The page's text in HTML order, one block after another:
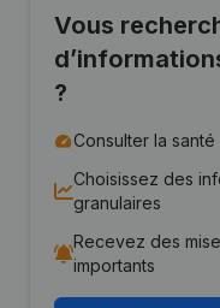
Vous
?
Consulter la
Choisissez des
granulaires
Recevez des
importants